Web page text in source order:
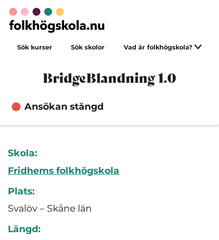
Sök kurser Sök skolor Vad är folkhögskola?
BridgeBlandning 1.0
Ansökan stängd
Skola:
Fridhems folkhögskola
Plats:
Svalöv – Skåne län
Längd: